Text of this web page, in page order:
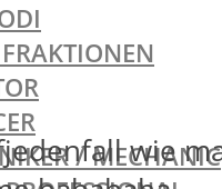
/ MECHANIC
wie